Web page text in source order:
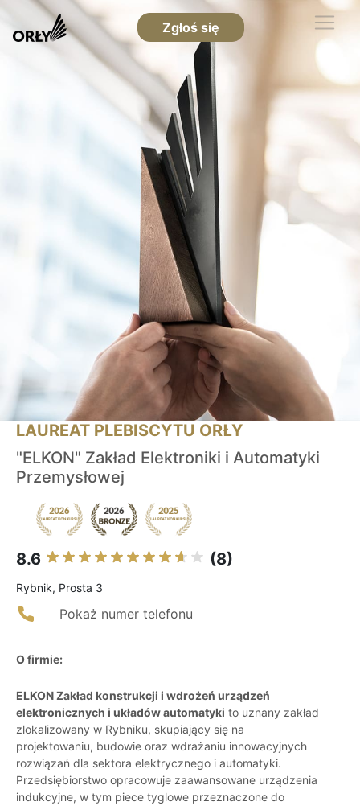
Zgłoś się
LAUREAT PLEBISCYTU ORŁY
"ELKON" Zakład Elektroniki i Automatyki
Przemysłowej
8.6 (8)
Rybnik, Prosta 3
Pokaż numer telefonu
O firmie:
ELKON Zakład konstrukcji i wdrożeń urządzeń
elektronicznych i układów automatyki to uznany zakład
zlokalizowany w Rybniku, skupiający się na
projektowaniu, budowie oraz wdrażaniu innowacyjnych
rozwiązań dla sektora elektrycznego i automatyki.
Przedsiębiorstwo opracowuje zaawansowane urządzenia
indukcyjne, w tym piece tyglowe przeznaczone do